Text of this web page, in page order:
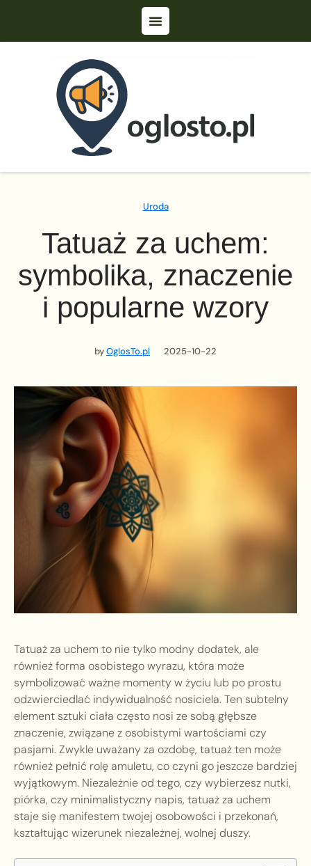
Uroda
Tatuaż za uchem:
symbolika, znaczenie
i popularne wzory
byOglosTo.pl 2025-10-22
Tatuaż za uchem to nie tylko modny dodatek, ale
również forma osobistego wyrazu, która może
symbolizować ważne momenty w życiu lub po prostu
odzwierciedlać indywidualność nosiciela. Ten subtelny
element sztuki ciała często nosi ze sobą głębsze
znaczenie, związane z osobistymi wartościami czy
pasjami. Zwykle uważany za ozdobę, tatuaż ten może
również pełnić rolę amuletu, co czyni go jeszcze bardziej
wyjątkowym. Niezależnie od tego, czy wybierzesz nutki,
piórka, czy minimalistyczny napis, tatuaż za uchem
staje się manifestem twojej osobowości i przekonań,
kształtując wizerunek niezależnej, wolnej duszy.